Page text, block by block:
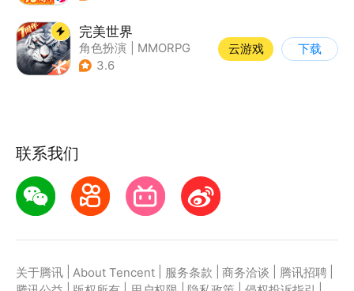
完美世界
角色扮演
MMORPG
| 奇幻
3.6
云游戏 下载
联系我们
关于腾讯 About Tencent 服务条款 商务洽谈 腾讯招聘